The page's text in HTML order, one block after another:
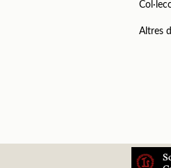
Altres